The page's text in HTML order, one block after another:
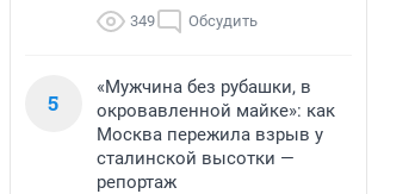
349 Обсудить
5
«Мужчина без рубашки, в
окровавленной майке»: как
Москва пережила взрыв у
сталинской высотки —
репортаж